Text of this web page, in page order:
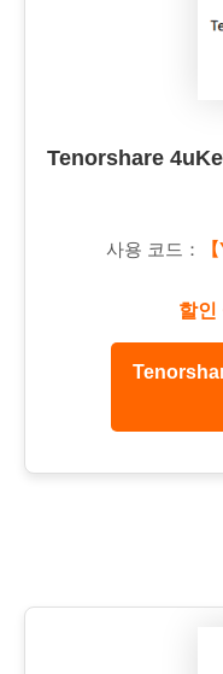
Tenorshare
사용 코드：
할인